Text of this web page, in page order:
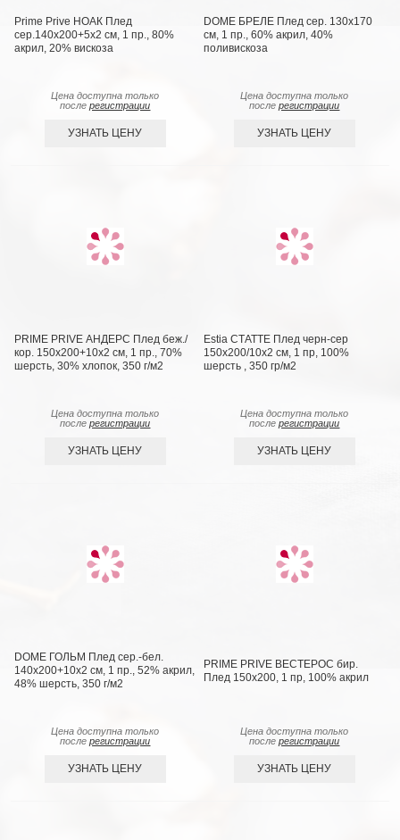
Prime Prive НОАК Плед
сер.140х200+5х2 см, 1 пр., 80%
акрил, 20% вискоза
Цена доступна только
послерегистрации
УЗНАТЬ ЦЕНУ
DOME БРЕЛЕ Плед сер. 130х170
см, 1 пр., 60% акрил, 40%
поливискоза
Цена доступна только
послерегистрации
УЗНАТЬ ЦЕНУ
PRIME PRIVE АНДЕРС Плед беж./
кор. 150х200+10х2 см, 1 пр., 70%
шерсть, 30% хлопок, 350 г/м2
Цена доступна только
послерегистрации
УЗНАТЬ ЦЕНУ
Estia СТАТТЕ Плед черн-сер
150х200/10х2 см, 1 пр, 100%
шерсть , 350 гр/м2
Цена доступна только
послерегистрации
УЗНАТЬ ЦЕНУ
DOME ГОЛЬМ Плед сер.-бел.
140х200+10х2 см, 1 пр., 52% акрил,
48% шерсть, 350 г/м2
Цена доступна только
послерегистрации
УЗНАТЬ ЦЕНУ
PRIME PRIVE ВЕСТЕРОС бир.
Плед 150x200, 1 пр, 100% акрил
Цена доступна только
послерегистрации
УЗНАТЬ ЦЕНУ